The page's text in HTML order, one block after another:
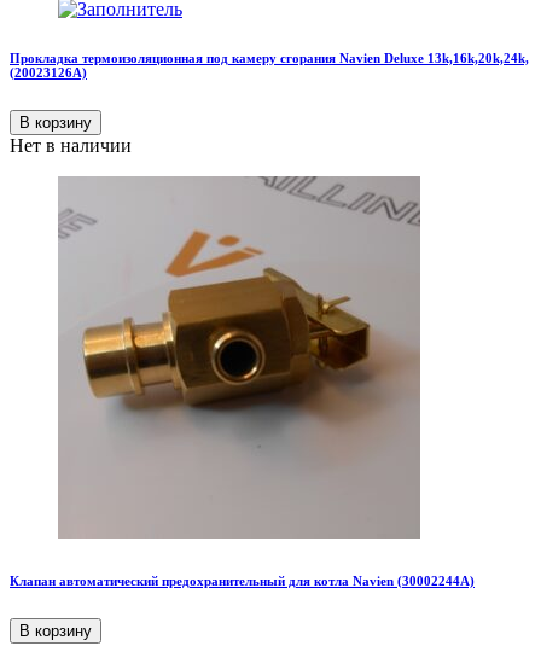
Прокладка термоизоляционная под камеру сгорания Navien Deluxe 13k,16k,20k,24k,
(20023126А)
В корзину
Нет в наличии
Клапан автоматический предохранительный для котла Navien (30002244A)
В корзину